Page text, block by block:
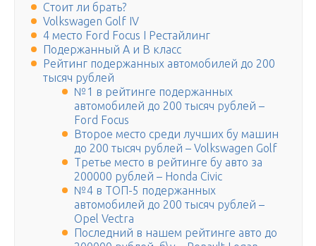
Стоит ли брать?
Volkswagen Golf IV
4 место Ford Focus I Рестайлинг
Подержанный A и B класс
Рейтинг подержанных автомобилей до 200
тысяч рублей
№1 в рейтинге подержанных
автомобилей до 200 тысяч рублей –
Ford Focus
Второе место среди лучших бу машин
до 200 тысяч рублей – Volkswagen Golf
Третье место в рейтинге бу авто за
200000 рублей – Honda Civic
№4 в ТОП-5 подержанных
автомобилей до 200 тысяч рублей –
Opel Vectra
Последний в нашем рейтинге авто до